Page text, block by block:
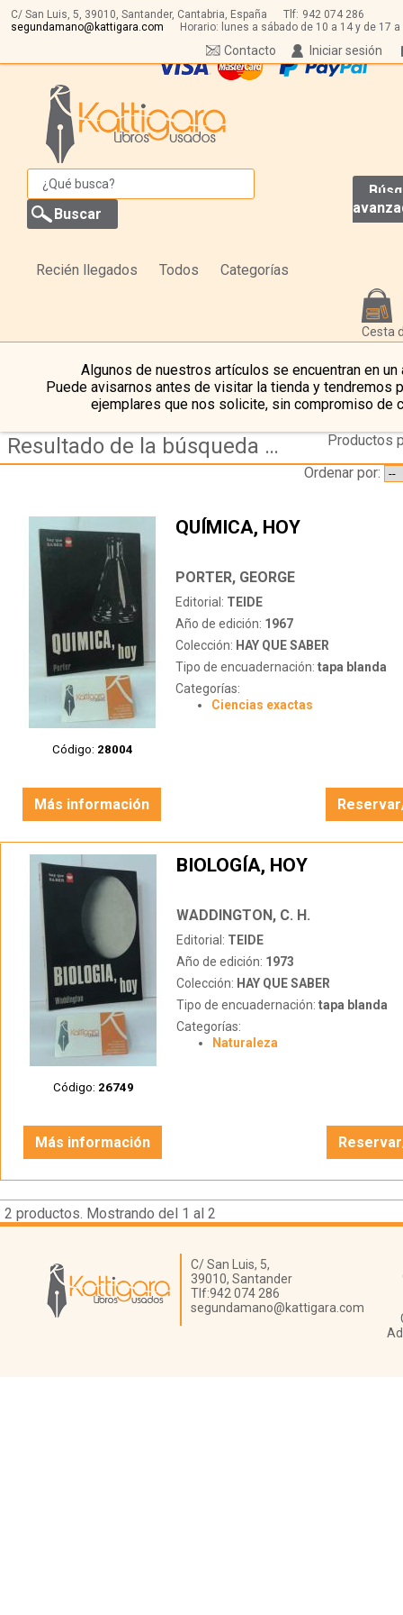
C/ San Luis, 5, 39010, Santander, Cantabria, España Tlf: 942 074 286
segundamano@kattigara.com
Horario: lunes a sábado de 10 a 14 y de 17 a
Iniciar sesión
Contacto
Recién llegados Todos Categorías
Cesta
Algunos de nuestros artículos se encuentran en un
Puede avisarnos antes de visitar la tienda y tendremos
ejemplares que nos solicite, sin compromiso de
Resultado de la búsqueda de coleccion hay que saber
Productos
Ordenar por:
Código: 28004
QUÍMICA, HOY
PORTER, GEORGE
Editorial: TEIDE
Año de edición: 1967
Colección: HAY QUE SABER
Tipo de encuadernación: tapa blanda
Categorías:
Ciencias exactas
Más información
Código: 26749
BIOLOGÍA, HOY
WADDINGTON, C. H.
Editorial: TEIDE
Año de edición: 1973
Colección: HAY QUE SABER
Tipo de encuadernación: tapa blanda
Categorías:
Naturaleza
Más información
2 productos. Mostrando del 1 al 2
Librería Kattigara
C/ San Luis, 5,
39010, Santander
Tlf:942 074 286
segundamano@kattigara.com